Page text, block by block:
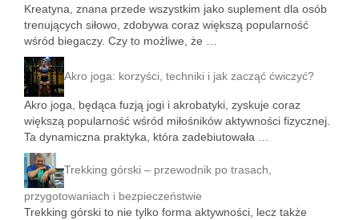
Kreatyna, znana przede wszystkim jako suplement dla osób
trenujących siłowo, zdobywa coraz większą popularność
wśród biegaczy. Czy to możliwe, że …
Akro joga: korzyści, techniki i jak zacząć ćwiczyć?
Akro joga, będąca fuzją jogi i akrobatyki, zyskuje coraz
większą popularność wśród miłośników aktywności fizycznej.
Ta dynamiczna praktyka, która zadebiutowała …
Trekking górski – przewodnik po trasach,
przygotowaniach i bezpieczeństwie
Trekking górski to nie tylko forma aktywności, lecz także